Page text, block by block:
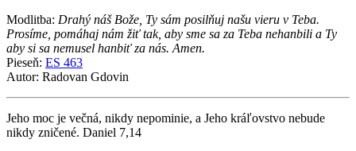
Modlitba: Drahý náš Bože, Ty sám posilňuj našu vieru v Teba.
Prosíme, pomáhaj nám žiť tak, aby sme sa za Teba nehanbili a Ty
aby si sa nemusel hanbiť za nás. Amen.
Pieseň: ES 463
Autor: Radovan Gdovin
Jeho moc je večná, nikdy nepominie, a Jeho kráľovstvo nebude
nikdy zničené. Daniel 7,14